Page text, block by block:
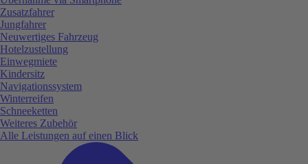
Zusatzfahrer
Jungfahrer
Neuwertiges Fahrzeug
Hotelzustellung
Einwegmiete
Kindersitz
Navigationssystem
Winterreifen
Schneeketten
Weiteres Zubehör
Alle Leistungen auf einen Blick